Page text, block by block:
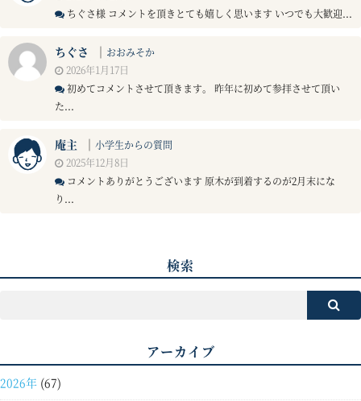
ちぐさ様 コメントを頂きとても嬉しく思います いつでも大歓迎...
ちぐさ ｜ おおみそか
2026年1月17日
初めてコメントさせて頂きます。 昨年に初めて参拝させて頂い
た...
庵主 ｜ 小学生からの質問
2025年12月8日
コメントありがとうございます 原木が到着するのが2月末にな
り...
検索
アーカイブ
2026年 (67)